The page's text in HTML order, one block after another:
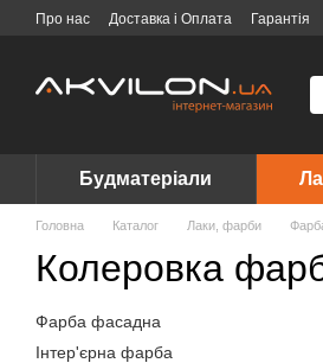
Перейти до основного контенту
Про нас Доставка і Оплата Гарантія
Будматеріали
Головна Каталог Лаки, фарби
Колеровка
Фарба фасадна
Інтер'єрна фарба